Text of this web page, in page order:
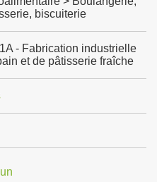
biscuiterie
- Fabrication industrielle
et de pâtisserie fraîche